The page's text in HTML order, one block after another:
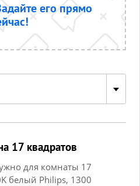
его прямо
17 квадратов
для комнаты 17
белый Philips, 1300